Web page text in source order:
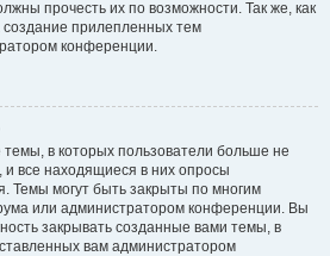
прочесть их по возможности. Так же, как
прилепленных тем
конференции.
в которых пользователи больше не
и все находящиеся в них опросы
Темы могут быть закрыты по многим
или администратором конференции. Вы
закрывать созданные вами темы, в
вам администратором